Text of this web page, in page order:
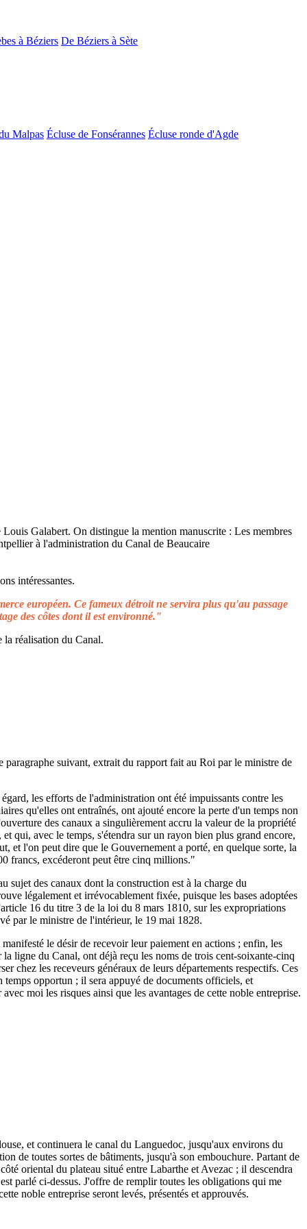
à Béziers De Béziers à Sète
Malpas Écluse de Fonsérannes Écluse ronde d'Agde
intéressantes.
européen. Ce fameux détroit ne servira plus qu'au passage
des côtes dont il est environné."
réalisation du Canal.
suivant, extrait du rapport fait au Roi par le ministre de
les efforts de l'administration ont été impuissants contre les
qu'elles ont entraînés, ont ajouté encore la perte d'un temps non
des canaux a singulièrement accru la valeur de la propriété
qui, avec le temps, s'étendra sur un rayon bien plus grand encore,
et l'on peut dire que le Gouvernement a porté, en quelque sorte, la
francs, excéderont peut être cinq millions."
sujet des canaux dont la construction est à la charge du
légalement et irrévocablement fixée, puisque les bases adoptées
16 du titre 3 de la loi du 8 mars 1810, sur les expropriations
par le ministre de l'intérieur, le 19 mai 1828.
le désir de recevoir leur paiement en actions ; enfin, les
ligne du Canal, ont déjà reçu les noms de trois cent-soixante-cinq
chez les receveurs généraux de leurs départements respectifs. Ces
temps opportun ; il sera appuyé de documents officiels, et
moi les risques ainsi que les avantages de cette noble entreprise.
et continuera le canal du Languedoc, jusqu'aux environs du
de toutes sortes de bâtiments, jusqu'à son embouchure. Partant de
oriental du plateau situé entre Labarthe et Avezac ; il descendra
parlé ci-dessus. J'offre de remplir toutes les obligations qui me
noble entreprise seront levés, présentés et approuvés.